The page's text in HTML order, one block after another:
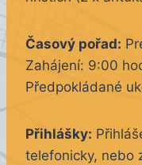
Časový pořad:
Zahájení: 9:00
Předpokládané
Přihlášky:
telefonicky, nebo